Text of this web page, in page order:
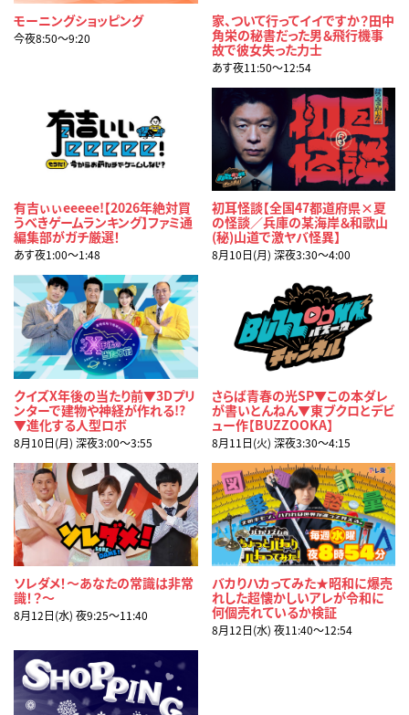
モーニングショッピング
今夜8:50〜9:20
家、ついて行ってイイですか？田中
角栄の秘書だった男＆飛行機事
故で彼女失った力士
あす夜11:50〜12:54
有吉ぃぃeeeee!【2026年絶対買
うべきゲームランキング】ファミ通
編集部がガチ厳選！
あす夜1:00〜1:48
初耳怪談【全国47都道府県×夏
の怪談／兵庫の某海岸＆和歌山
(秘)山道で激ヤバ怪異】
8月10日(月) 深夜3:30〜4:00
クイズX年後の当たり前▼3Dプリ
ンターで建物や神経が作れる!?
▼進化する人型ロボ
8月10日(月) 深夜3:00〜3:55
さらば青春の光SP▼この本ダレ
が書いとんねん▼東ブクロとデビ
ュー作【BUZZOOKA】
8月11日(火) 深夜3:30〜4:15
ソレダメ！～あなたの常識は非常
識！？～
8月12日(水) 夜9:25〜11:40
バカりハカってみた★昭和に爆売
れした超懐かしいアレが令和に
何個売れているか検証
8月12日(水) 夜11:40〜12:54